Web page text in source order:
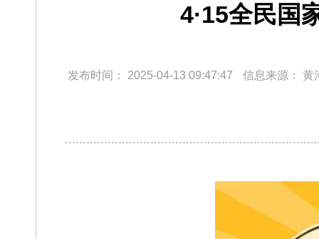
4·15全民国
发布时间： 2025-04-13 09:47:47 信息来源： 黄